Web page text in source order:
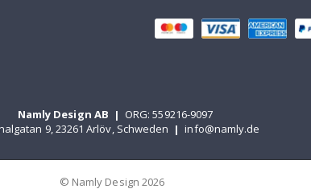
Namly Design AB | ORG: 559216-9097
9, 23261 Arlöv, Schweden | info@namly.de
© Namly Design 2026